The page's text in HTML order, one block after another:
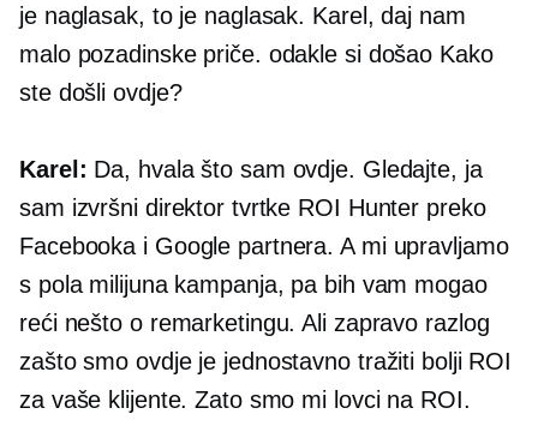
je naglasak, to je naglasak. Karel, daj nam
malo pozadinske priče. odakle si došao Kako
ste došli ovdje?
Karel: Da, hvala što sam ovdje. Gledajte, ja
sam izvršni direktor tvrtke ROI Hunter preko
Facebooka i Google partnera. A mi upravljamo
s pola milijuna kampanja, pa bih vam mogao
reći nešto o remarketingu. Ali zapravo razlog
zašto smo ovdje je jednostavno tražiti bolji ROI
za vaše klijente. Zato smo mi lovci na ROI.